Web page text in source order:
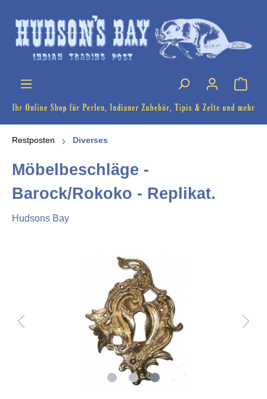
Restposten Diverses
Möbelbeschläge -
Barock/Rokoko - Replikat.
Hudsons Bay